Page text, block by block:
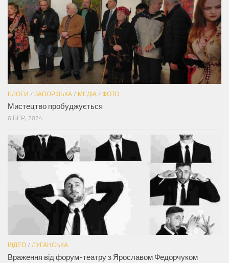
БЛОГИ / ЗАПОРІЗЬКА / МЕДІА / ФОТО
Мистецтво пробуджується
6 БЕР, 2024
ВІДЕО / ЛУГАНСЬКА
Враження від форум-театру з Ярославом Федорчуком